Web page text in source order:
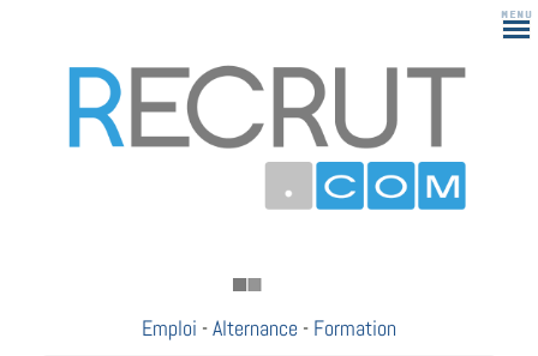
Emploi -Alternance - Formation